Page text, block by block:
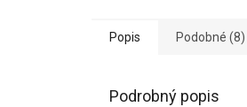
Popis Podobné (8)
Podrobný popis